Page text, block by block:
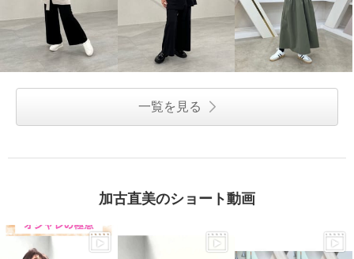
一覧を見る
加古直美のショート動画